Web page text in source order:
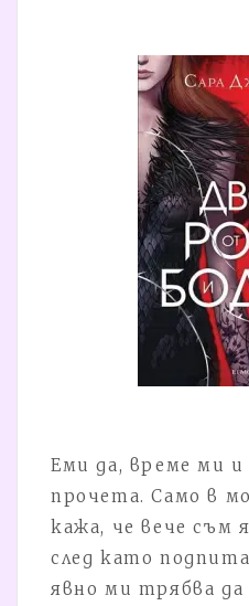
Еми да, време ми и
прочета. Само в
кажа, че вече съм
след като
явно ми трябва да